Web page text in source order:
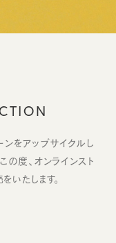
をアップサイクルし
の度、オンラインスト
いたします。